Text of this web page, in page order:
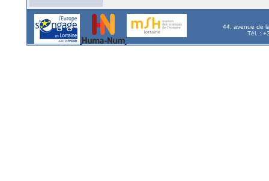
44, avenue de
Tél. :